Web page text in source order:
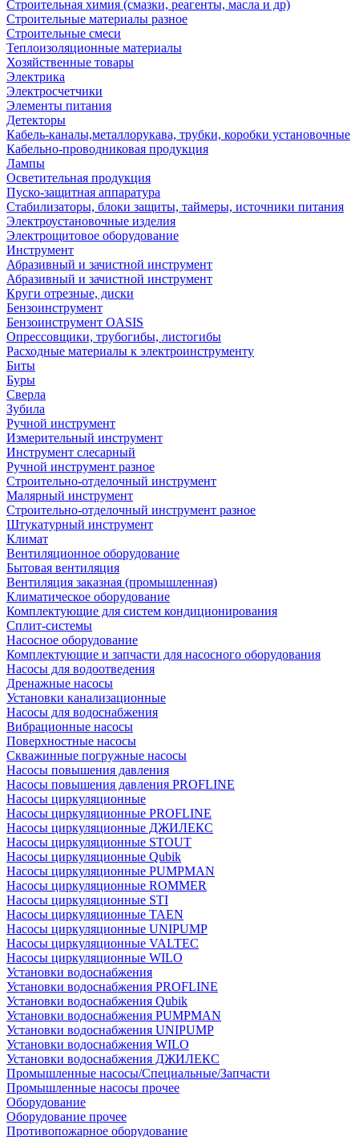
Строительная химия (смазки, реагенты, масла и др)
Строительные материалы разное
Строительные смеси
Теплоизоляционные материалы
Хозяйственные товары
Электрика
Электросчетчики
Элементы питания
Детекторы
Кабель-каналы,металлорукава, трубки, коробки установочные
Кабельно-проводниковая продукция
Лампы
Осветительная продукция
Пуско-защитная аппаратура
Стабилизаторы, блоки защиты, таймеры, источники питания
Электроустановочные изделия
Электрощитовое оборудование
Инструмент
Абразивный и зачистной инструмент
Абразивный и зачистной инструмент
Круги отрезные, диски
Бензоинструмент
Бензоинструмент OASIS
Опрессовщики, трубогибы, листогибы
Расходные материалы к электроинструменту
Биты
Буры
Сверла
Зубила
Ручной инструмент
Измерительный инструмент
Инструмент слесарный
Ручной инструмент разное
Строительно-отделочный инструмент
Малярный инструмент
Строительно-отделочный инструмент разное
Штукатурный инструмент
Климат
Вентиляционное оборудование
Бытовая вентиляция
Вентиляция заказная (промышленная)
Климатическое оборудование
Комплектующие для систем кондиционирования
Сплит-системы
Насосное оборудование
Комплектующие и запчасти для насосного оборудования
Насосы для водоотведения
Дренажные насосы
Установки канализационные
Насосы для водоснабжения
Вибрационные насосы
Поверхностные насосы
Скважинные погружные насосы
Насосы повышения давления
Насосы повышения давления PROFLINE
Насосы циркуляционные
Насосы циркуляционные PROFLINE
Насосы циркуляционные ДЖИЛЕКС
Насосы циркуляционные STOUT
Насосы циркуляционные Qubik
Насосы циркуляционные PUMPMAN
Насосы циркуляционные ROMMER
Насосы циркуляционные STI
Насосы циркуляционные TAEN
Насосы циркуляционные UNIPUMP
Насосы циркуляционные VALTEC
Насосы циркуляционные WILO
Установки водоснабжения
Установки водоснабжения PROFLINE
Установки водоснабжения Qubik
Установки водоснабжения PUMPMAN
Установки водоснабжения UNIPUMP
Установки водоснабжения WILO
Установки водоснабжения ДЖИЛЕКС
Промышленные насосы/Специальные/Запчасти
Промышленные насосы прочее
Оборудование
Оборудование прочее
Противопожарное оборудование